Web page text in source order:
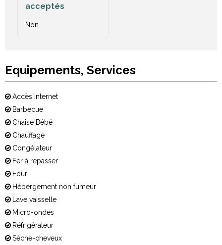
acceptés
Non
Equipements, Services
Accès Internet
Barbecue
Chaise Bébé
Chauffage
Congélateur
Fer à repasser
Four
Hébergement non fumeur
Lave vaisselle
Micro-ondes
Réfrigérateur
Sèche-cheveux